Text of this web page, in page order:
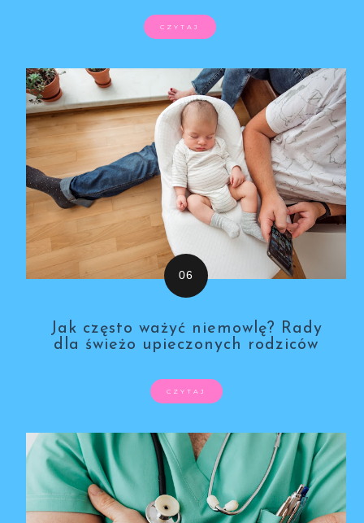
CZYTAJ
Jak często ważyć niemowlę? Rady
dla świeżo upieczonych rodziców
CZYTAJ